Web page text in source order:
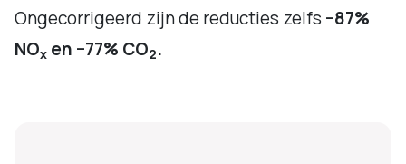
Ongecorrigeerd zijn de reducties zelfs −87%
NOx en −77% CO2.